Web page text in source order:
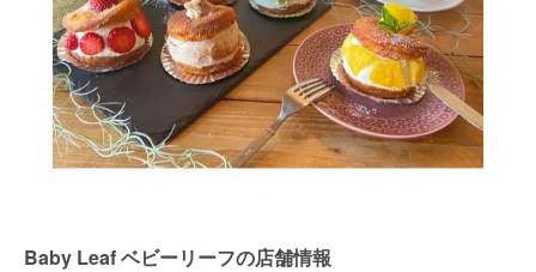
Baby Leaf ベビーリーフの店舗情報